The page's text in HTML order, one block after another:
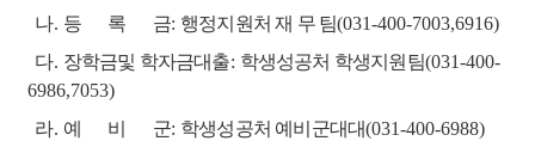
나. 등 록 금: 행정지원처 재 무 팀(031-400-7003,6916)
다. 장학금및 학자금대출: 학생성공처 학생지원팀(031-400-
6986,7053)
라. 예 비 군: 학생성공처 예비군대대(031-400-6988)